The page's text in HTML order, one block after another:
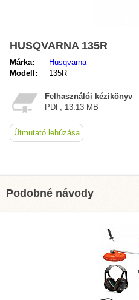
HUSQVARNA 135R
Márka:
Husqvarna
Modell:
135R
Felhasználói kézikönyv
PDF, 13.13 MB
Útmutató lehúzása
Podobné návody